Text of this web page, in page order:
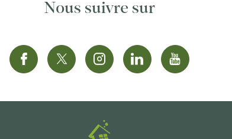
Nous suivre sur